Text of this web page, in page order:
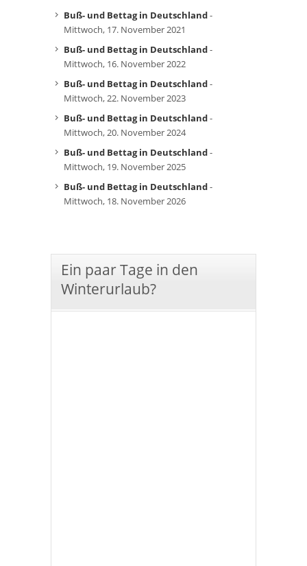
Buß- und Bettag in Deutschland-
Mittwoch, 17. November 2021
Buß- und Bettag in Deutschland-
Mittwoch, 16. November 2022
Buß- und Bettag in Deutschland-
Mittwoch, 22. November 2023
Buß- und Bettag in Deutschland-
Mittwoch, 20. November 2024
Buß- und Bettag in Deutschland-
Mittwoch, 19. November 2025
Buß- und Bettag in Deutschland-
Mittwoch, 18. November 2026
Ein paar Tage in den
Winterurlaub?